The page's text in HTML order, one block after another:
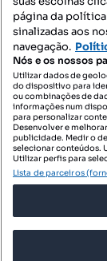
Contacte-nos
©
página da
sinalizadas aos
navegação.
Nós e os nossos
Utilizar dados de
do dispositivo para
ou combinações de
informações num
para personalizar
Desenvolver e
publicidade. Medir o
selecionar conteúdos.
Utilizar perfis para
Lista de parceiros